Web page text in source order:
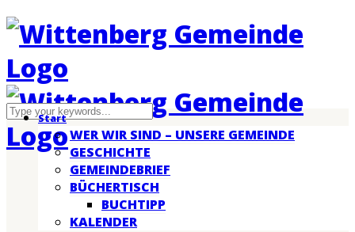
Start
WER WIR SIND – UNSERE GEMEINDE
GESCHICHTE
GEMEINDEBRIEF
BÜCHERTISCH
BUCHTIPP
KALENDER